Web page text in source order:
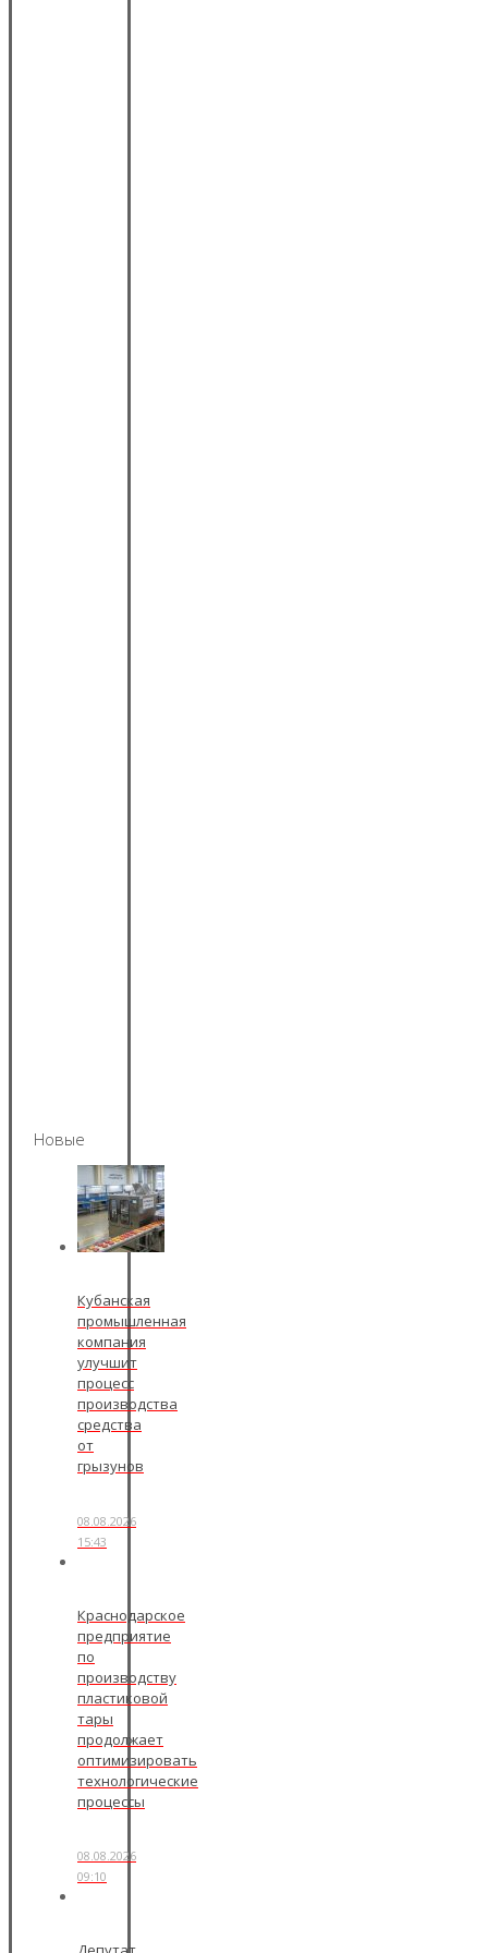
Новые
Кубанская
промышленная
компания
улучшит
процесс
производства
средства
от
грызунов
08.08.2026
15:43
Краснодарское
предприятие
по
производству
пластиковой
тары
продолжает
оптимизировать
технологические
процессы
08.08.2026
09:10